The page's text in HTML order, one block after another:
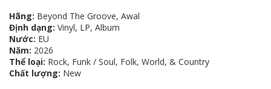
Hãng: Beyond The Groove, Awal
Định dạng: Vinyl, LP, Album
Nước: EU
Năm: 2026
Thể loại: Rock, Funk / Soul, Folk, World, & Country
Chất lượng: New